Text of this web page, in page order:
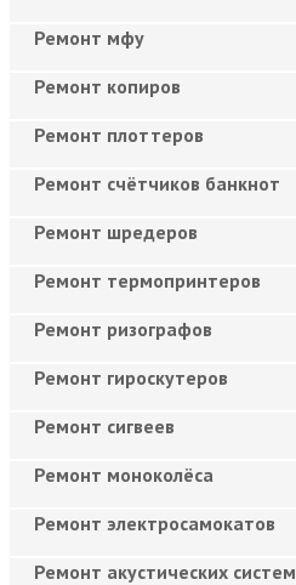
Ремонт мфу
Ремонт копиров
Ремонт плоттеров
Ремонт счётчиков банкнот
Ремонт шредеров
Ремонт термопринтеров
Ремонт ризографов
Ремонт гироскутеров
Ремонт сигвеев
Ремонт моноколёса
Ремонт электросамокатов
Ремонт акустических систем